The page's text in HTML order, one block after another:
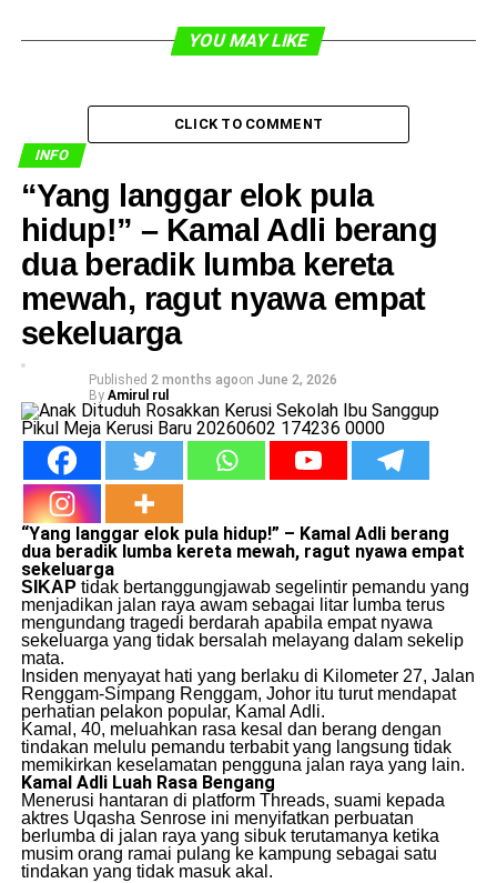
YOU MAY LIKE
CLICK TO COMMENT
INFO
​“Yang langgar elok pula
hidup!” – Kamal Adli berang
dua beradik lumba kereta
mewah, ragut nyawa empat
sekeluarga
Published 2 months agoon June 2, 2026
By Amirul rul
“Yang langgar elok pula hidup!” – Kamal Adli berang
dua beradik lumbakeretamewah, ragut nyawa empat
sekeluarga
SIKAP tidak bertanggungjawab segelintir pemandu yang
menjadikan jalan raya awam sebagai litar lumba terus
mengundang tragedi berdarah apabila empat nyawa
sekeluarga yang tidak bersalah melayang dalam sekelip
mata.
​Insiden menyayat hati yang berlaku di Kilometer 27, Jalan
Renggam-Simpang Renggam, Johor itu turut mendapat
perhatian pelakon popular, Kamal Adli.
​Kamal, 40, meluahkan rasa kesal dan berang dengan
tindakan melulu pemandu terbabit yang langsung tidak
memikirkan keselamatan pengguna jalan raya yang lain.
Kamal Adli Luah Rasa Bengang
​Menerusi hantaran di platform Threads, suami kepada
aktres Uqasha Senrose ini menyifatkan perbuatan
berlumba di jalan raya yang sibuk terutamanya ketika
musim orang ramai pulang ke kampung sebagai satu
tindakan yang tidak masuk akal.